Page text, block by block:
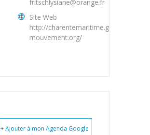
fritschlysiane@orange.fr
Site Web
http://charentemaritime.generations-
mouvement.org/
+ Ajouter à mon Agenda Google